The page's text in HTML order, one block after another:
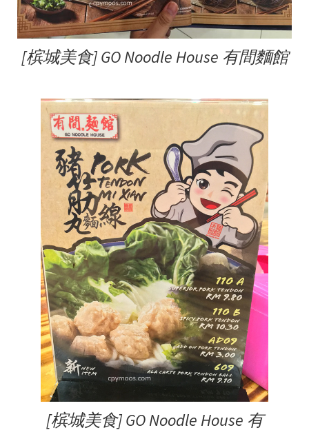
[槟城美食] GO Noodle House 有間麵館
[槟城美食] GO Noodle House 有